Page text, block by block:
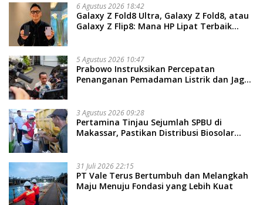
6 Agustus 2026 18:42
Galaxy Z Fold8 Ultra, Galaxy Z Fold8, atau
Galaxy Z Flip8: Mana HP Lipat Terbaik
5 Agustus 2026 10:47
Prabowo Instruksikan Percepatan
Penanganan Pemadaman Listrik dan Jaga
3 Agustus 2026 09:28
Pertamina Tinjau Sejumlah SPBU di
Makassar, Pastikan Distribusi Biosolar
31 Juli 2026 22:15
PT Vale Terus Bertumbuh dan Melangkah
Maju Menuju Fondasi yang Lebih Kuat